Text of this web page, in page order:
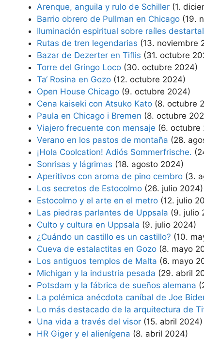
Arenque, anguila y rulo de Schiller (1.
Barrio obrero de Pullman en Chicago (19.
Iluminación espiritual sobre raíles
Rutas de tren legendarias (13. noviembre
Bazar de Dezerter en Tiflis (31. octubre
Torre del Gringo Loco (30. octubre 2024)
Ta‘ Rosina en Gozo (12. octubre 2024)
Open House Chicago (9. octubre 2024)
Cena kaiseki con Atsuko Kato (8. octubre
Paula en Chicago i Bremen (8. octubre
Viajero frecuente con mensaje (6. octubre
Verano en los pastos de montaña (28.
¡Hola Coolcation! Adiós Sommerfrische.
Sonrisas y lágrimas (18. agosto 2024)
Aperitivos con aroma de pino cembro (3.
Los secretos de Estocolmo (26. julio 2024)
Estocolmo y el arte en el metro (12. julio
Las piedras parlantes de Uppsala (9. julio
Culto y cultura en Uppsala (9. julio 2024)
¿Cuándo un castillo es un castillo? (10.
Cueva de estalactitas en Gozo (8. mayo
Los antiguos templos de Malta (6. mayo
Michigan y la industria pesada (29. abril
Potsdam y la fábrica de sueños alemana
La polémica anécdota caníbal de Joe
Lo más destacado de la arquitectura de
Una vida a través del visor (15. abril 2024)
HR Giger y el alienígena (8. abril 2024)